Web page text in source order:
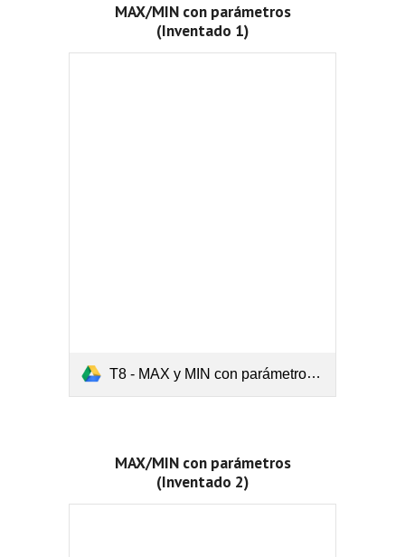
MAX/MIN con parámetros
(Inventado 1)
T8 - MAX y MIN con parámetros (Inventado 2).pdf
MAX/MIN con parámetros
(Inventado 2)